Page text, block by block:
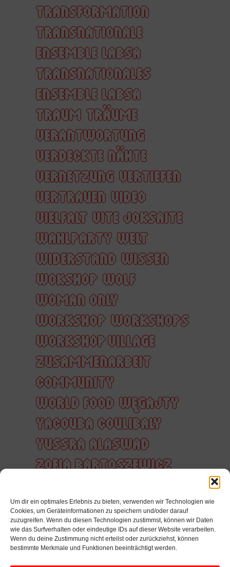
Um dir ein optimales Erlebnis zu bieten, verwenden wir Technologien wie
Cookies, um Geräteinformationen zu speichern und/oder darauf
zuzugreifen. Wenn du diesen Technologien zustimmst, können wir Daten
wie das Surfverhalten oder eindeutige IDs auf dieser Website verarbeiten.
Wenn du deine Zustimmung nicht erteilst oder zurückziehst, können
bestimmte Merkmale und Funktionen beeinträchtigt werden.
TRANSFORMATION
TRANSNATIONALE
ENSEMBLE LABSA
TRANSNATIONALES
ENSEMBLE LABSA
TRAUM TRÄUME
VERANTWORTUNG
VERDECKTE NÄHTE
VERNETZUNG VERTIEFEN
VERTRAUEN VIDEO
VIELFALT VITE JOKSAITE
WAHLPARTY WELT
WIDERSTAND WISSEN
WOKSHOP WOLF
WOMAN ONLY
WORKSHOP WORKSHOPS
WORKSHOP VILLAGE
ZUSAMMENARBEIT
COMMUNITY
WORLD FOOD WĘGAJTY
YACOUBA COULIBALY
YUSSRA ALASWAD
ZOFIA BARTOSZEWICZ
ZUSAMMEN
ZUSAMMENARBEIT
ZÄRTLICHKEIT